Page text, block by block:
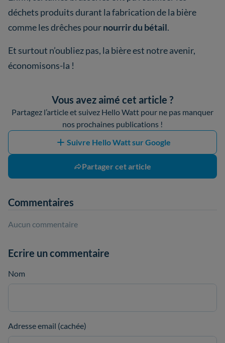
déchets produits durant la fabrication de la bière
comme les drêches pournourrir du bétail.
Et surtout n’oubliez pas, la bière est notre avenir,
économisons-la !
Vous avez aimé cet article ?
Partagez l’article et suivez Hello Watt pour ne pas manquer
nos prochaines publications !
Suivre Hello Watt sur Google
Partager cet article
Commentaires
Aucun commentaire
Ecrire un commentaire
Nom
Adresse email (cachée)